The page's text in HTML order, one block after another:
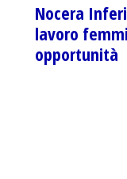
Nocera
lavoro
opportunità